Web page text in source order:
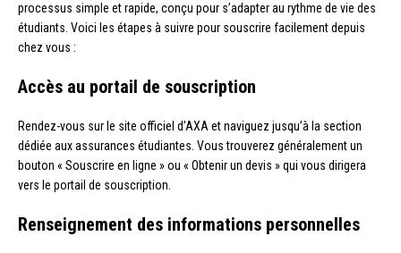
processus simple et rapide, conçu pour s’adapter au rythme de vie des
étudiants. Voici les étapes à suivre pour souscrire facilement depuis
chez vous :
Accès au portail de souscription
Rendez-vous sur le site officiel d’AXA et naviguez jusqu’à la section
dédiée aux assurances étudiantes. Vous trouverez généralement un
bouton « Souscrire en ligne » ou « Obtenir un devis » qui vous dirigera
vers le portail de souscription.
Renseignement des informations personnelles